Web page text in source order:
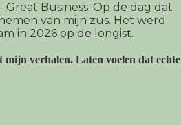
Business. Op de dag dat
van mijn zus. Het werd
in 2026 op de longist.
verhalen. Laten voelen dat echte